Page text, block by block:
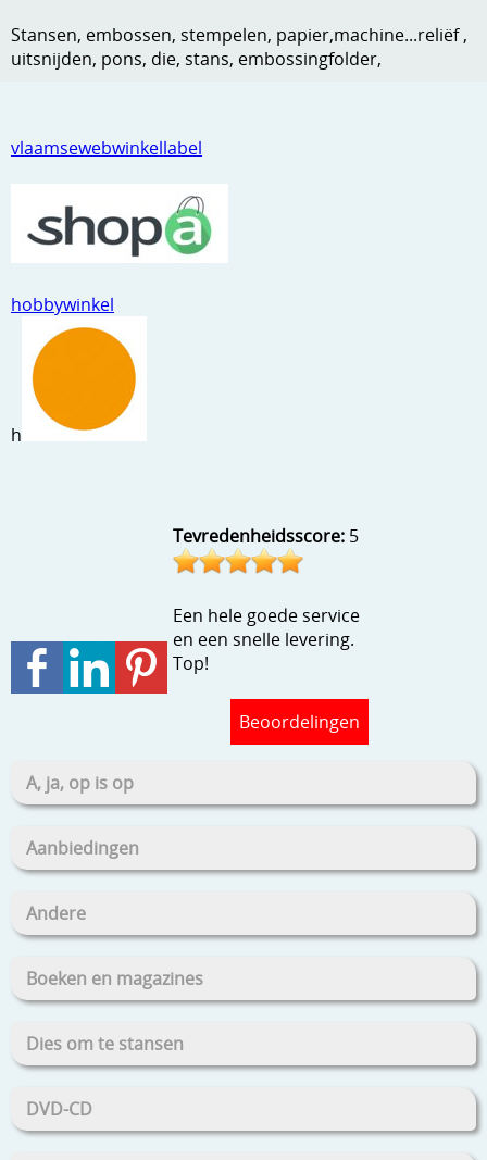
Kneedmateriaal
Knipvellen
Merken
Netjes opbergen
Papier en karton
Ribbelaar
Snijmaterialen
Speciaal papier
Template, mask, stencils, grids
vlaamsewebwinkellabel
hobbywinkel
h
Tevredenheidsscore: 5
Een hele goede service
en een snelle levering.
Top!
Beoordelingen
A, ja, op is op
Aanbiedingen
Andere
Boeken en magazines
Dies om te stansen
DVD-CD
Stansen, embossen, stempelen, papier,machine...reliëf ,
uitsnijden, pons, die, stans, embossingfolder,